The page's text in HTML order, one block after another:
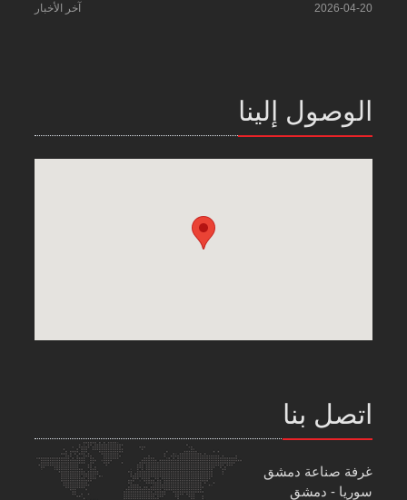
2026-04-20 آخر الأخبار
الوصول إلينا
اتصل بنا
غرفة صناعة دمشق
سوريا - دمشق